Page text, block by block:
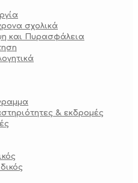
σχολικά
και Πυρασφάλεια
& εκδρομές